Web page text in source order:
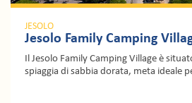
JESOLO
Jesolo Family Camping
Il Jesolo Family Camping Village è
spiaggia di sabbia dorata, meta ideale